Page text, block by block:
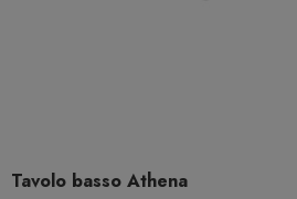
Tavolo basso Athena